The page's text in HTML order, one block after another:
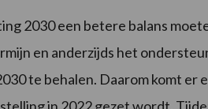
2030 een betere balans
en anderzijds het
te behalen. Daarom komt er